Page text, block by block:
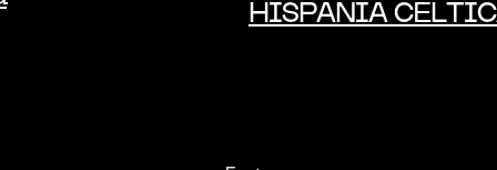
HISPANIA